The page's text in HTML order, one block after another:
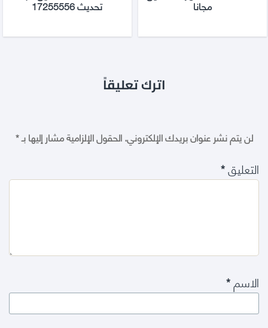
مجانا تحديث 17255556
اترك تعليقاً
لن يتم نشر عنوان بريدك الإلكتروني.الحقول الإلزامية مشار إليها بـ*
التعليق*
الاسم*